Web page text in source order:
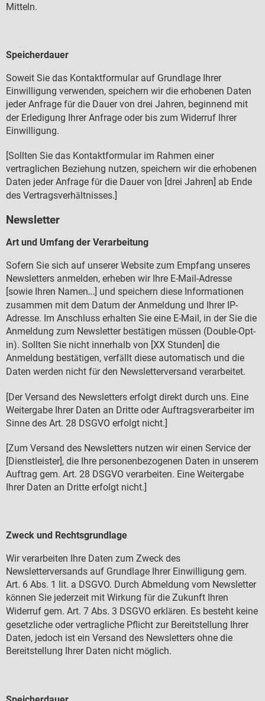
Mitteln.
Speicherdauer
Soweit Sie das Kontaktformular auf Grundlage Ihrer
Einwilligung verwenden, speichern wir die erhobenen Daten
jeder Anfrage für die Dauer von drei Jahren, beginnend mit
der Erledigung Ihrer Anfrage oder bis zum Widerruf Ihrer
Einwilligung.
[Sollten Sie das Kontaktformular im Rahmen einer
vertraglichen Beziehung nutzen, speichern wir die erhobenen
Daten jeder Anfrage für die Dauer von [drei Jahren] ab Ende
des Vertragsverhältnisses.]
Newsletter
Art und Umfang der Verarbeitung
Sofern Sie sich auf unserer Website zum Empfang unseres
Newsletters anmelden, erheben wir Ihre E-Mail-Adresse
[sowie Ihren Namen…] und speichern diese Informationen
zusammen mit dem Datum der Anmeldung und Ihrer IP-
Adresse. Im Anschluss erhalten Sie eine E-Mail, in der Sie die
Anmeldung zum Newsletter bestätigen müssen (Double-Opt-
in). Sollten Sie nicht innerhalb von [XX Stunden] die
Anmeldung bestätigen, verfällt diese automatisch und die
Daten werden nicht für den Newsletterversand verarbeitet.
[Der Versand des Newsletters erfolgt direkt durch uns. Eine
Weitergabe Ihrer Daten an Dritte oder Auftragsverarbeiter im
Sinne des Art. 28 DSGVO erfolgt nicht.]
[Zum Versand des Newsletters nutzen wir einen Service der
[Dienstleister], die Ihre personenbezogenen Daten in unserem
Auftrag gem. Art. 28 DSGVO verarbeiten. Eine Weitergabe
Ihrer Daten an Dritte erfolgt nicht.]
Zweck und Rechtsgrundlage
Wir verarbeiten Ihre Daten zum Zweck des
Newsletterversands auf Grundlage Ihrer Einwilligung gem.
Art. 6 Abs. 1 lit. a DSGVO. Durch Abmeldung vom Newsletter
können Sie jederzeit mit Wirkung für die Zukunft Ihren
Widerruf gem. Art. 7 Abs. 3 DSGVO erklären. Es besteht keine
gesetzliche oder vertragliche Pflicht zur Bereitstellung Ihrer
Daten, jedoch ist ein Versand des Newsletters ohne die
Bereitstellung Ihrer Daten nicht möglich.